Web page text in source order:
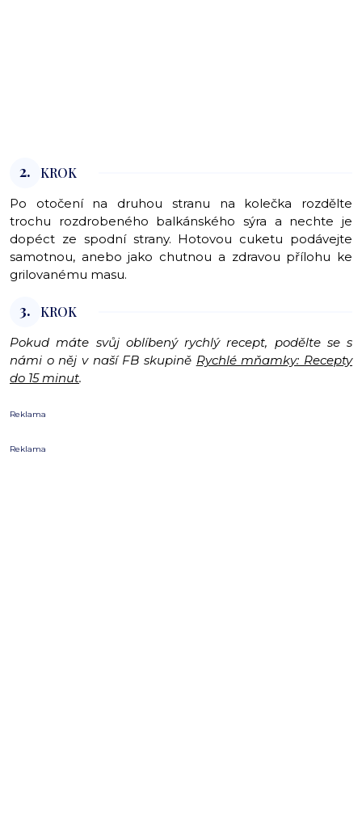
2. KROK
Po otočení na druhou stranu na kolečka rozdělte
trochu rozdrobeného balkánského sýra a nechte je
dopéct ze spodní strany. Hotovou cuketu podávejte
samotnou, anebo jako chutnou a zdravou přílohu ke
grilovanému masu.
3. KROK
Pokud máte svůj oblíbený rychlý recept, podělte se s
námi o něj v naší FB skupině Rychlé mňamky: Recepty
do 15 minut.
Reklama
Reklama